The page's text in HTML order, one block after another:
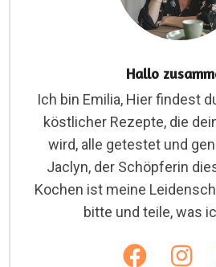
Hallo
Ich bin Emilia, Hier findest
köstlicher Rezepte, die
wird, alle getestet und
Jaclyn, der Schöpferin
Kochen ist meine
bitte und teile, was